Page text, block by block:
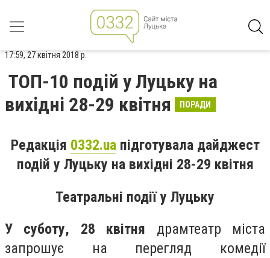
17:59, 27 квітня 2018 р.
ТОП-10 подій у Луцьку на
вихідні 28-29 квітня
ПОРАДИ
Редакція 0332.uaпідготувала дайджест
подій у Луцьку на вихідні 28-29 квітня
Театральні події у Луцьку
У суботу, 28 квітня драмтеатр міста
запрошує на перегляд комедії